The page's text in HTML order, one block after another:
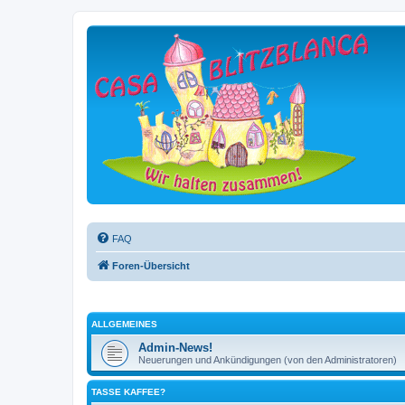
FAQ
Foren-Übersicht
ALLGEMEINES
Admin-News!
Neuerungen und Ankündigungen (von den Administratoren)
TASSE KAFFEE?